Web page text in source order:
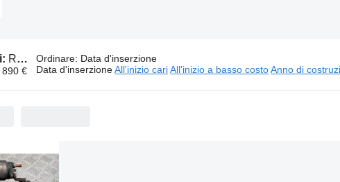
Ricambi Mitsubishi Canter per camion
890 €
Ordinare: Data d'inserzione
Data d'inserzione All'inizio cari All'inizio a basso costo Anno di